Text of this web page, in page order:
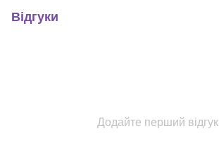
Відгуки
Додайте перший відгук